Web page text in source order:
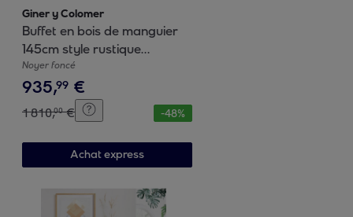
Giner y Colomer
Buffet en bois de manguier
145cm style rustique
ethnique
Noyer foncé
935,99 €
1810,00 € -48%
Achat express